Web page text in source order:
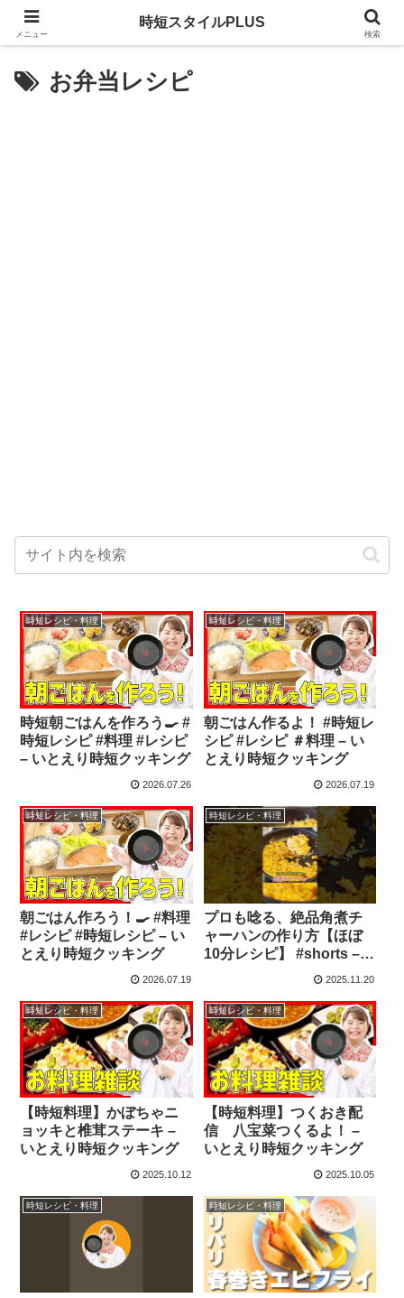
お弁当レシピ
時短レシピ・料理
時短朝ごはんを作ろう🍳 #
時短レシピ #料理 #レシピ
– いとえり時短クッキング
2026.07.26
時短レシピ・料理
朝ごはん作るよ！ #時短レ
シピ #レシピ ＃料理 – い
とえり時短クッキング
2026.07.19
時短レシピ・料理
朝ごはん作ろう！🍳 #料理
#レシピ #時短レシピ – い
とえり時短クッキング
2026.07.19
時短レシピ・料理
プロも唸る、絶品角煮チ
ャーハンの作り方【ほぼ
10分レシピ】 #shorts –
ほぼ10分レシピ@森本晴
2025.11.20
時短レシピ・料理
【時短料理】かぼちゃニ
ョッキと椎茸ステーキ –
いとえり時短クッキング
2025.10.12
時短レシピ・料理
【時短料理】つくおき配
信 八宝菜つくるよ！ –
いとえり時短クッキング
2025.10.05
時短レシピ・料理 時短レシピ・料理
メニュー
時短スタイルPLUS
検索